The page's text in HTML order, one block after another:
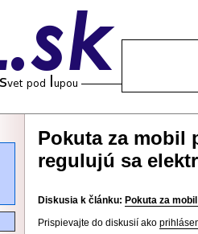
Pokuta za mobil
regulujú sa
Diskusia k článku: Pokuta za
Prispievajte do diskusií ako